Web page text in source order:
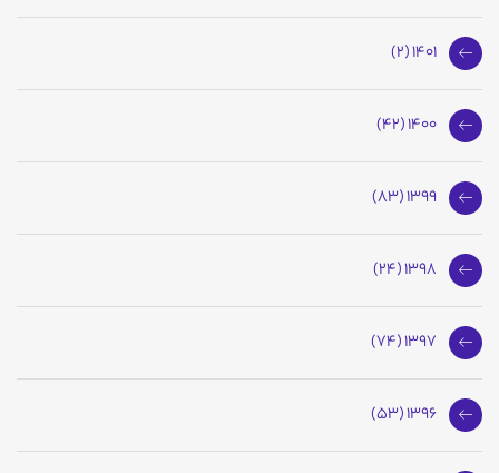
1401 (2)
1400 (42)
1399 (83)
1398 (24)
1397 (74)
1396 (53)